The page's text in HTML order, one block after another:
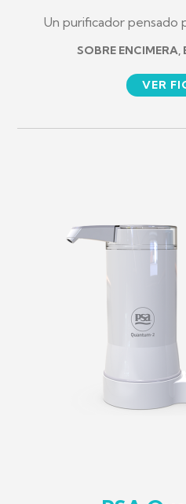
Un purificador pensado
SOBRE ENCIMERA,
VER